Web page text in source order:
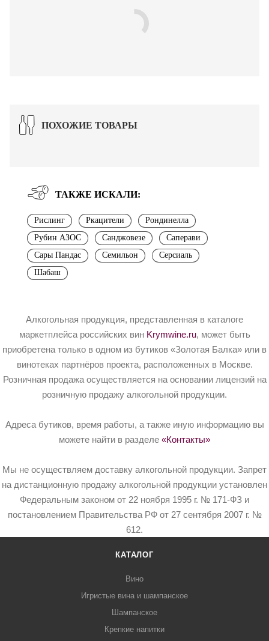
ПОХОЖИЕ ТОВАРЫ
ТАКЖЕ ИСКАЛИ:
Рислинг Ркацители
Рондинелла
Рубин АЗОС
Санджовезе
Саперави
Сары Пандас
Семильон
Серсиаль
Шабаш
Алкогольная продукция, представленная в каталоге
маркетплейса российских вин Krymwine.ru, может быть
приобретена только в одном из бутиков «Золотая Балка» или в
винотеках партнёров проекта, расположенных в Москве.
Розничная продажа осуществляется на основании лицензий на
розничную продажу алкогольной продукции.
Адреса бутиков, время работы, а также иную информацию вы
можете найти в разделе «Контакты»
Мы не осуществляем доставку алкогольной продукции. Запрет
на дистанционную продажу алкогольной продукции установлен
Федеральным законом от 22 ноября 1995 г. № 171-ФЗ и
постановлением Правительства РФ от 27 сентября 2007 г. №
612.
КАТАЛОГ
Вино
Игристые вина и шампанское
Шампанское
Крепкие напитки